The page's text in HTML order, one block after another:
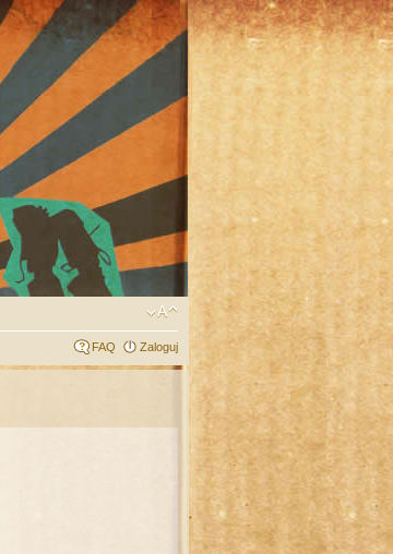
FAQ Zaloguj